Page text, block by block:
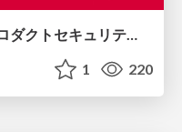
攻撃と防御で学ぶAI時代のプロダクトセキュリティ演習
1 220